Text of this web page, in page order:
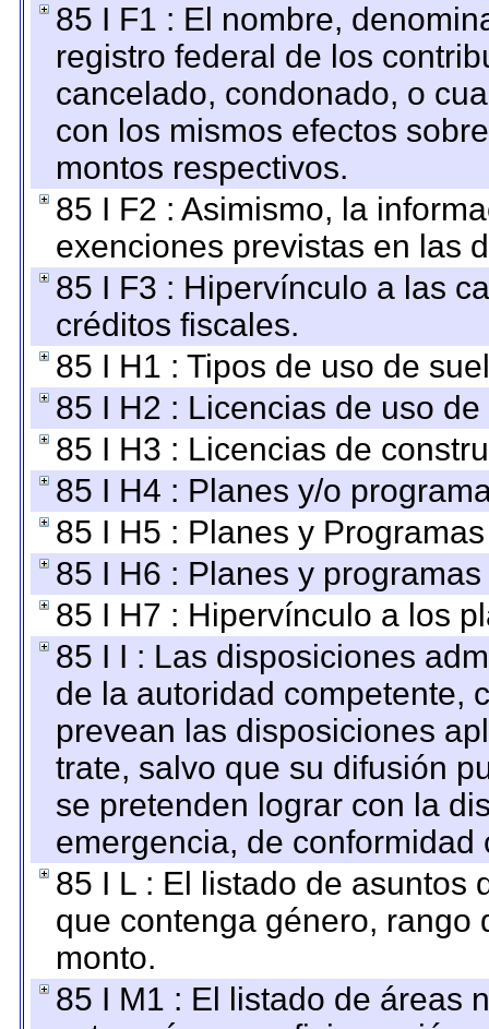
85 I F1 : El nombre,
registro federal de los
cancelado, condonado, o
con los mismos efectos
montos respectivos.
85 I F2 : Asimismo, la
exenciones previstas en las
85 I F3 : Hipervínculo a las
créditos fiscales.
85 I H1 : Tipos de uso de
85 I H2 : Licencias de uso
85 I H3 : Licencias de
85 I H4 : Planes y/o
85 I H5 : Planes y
85 I H6 : Planes y
85 I H7 : Hipervínculo a los
85 I I : Las disposiciones
de la autoridad competente,
prevean las disposiciones
trate, salvo que su difusión
se pretenden lograr con la
emergencia, de
85 I L : El listado de asuntos
que contenga género, rango
monto.
85 I M1 : El listado de áreas